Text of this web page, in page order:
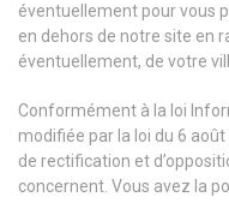
éventuellement pour vous
en dehors de notre site en
éventuellement, de votre
Conformément à la loi
modifiée par la loi du 6
de rectification et
concernent. Vous avez la